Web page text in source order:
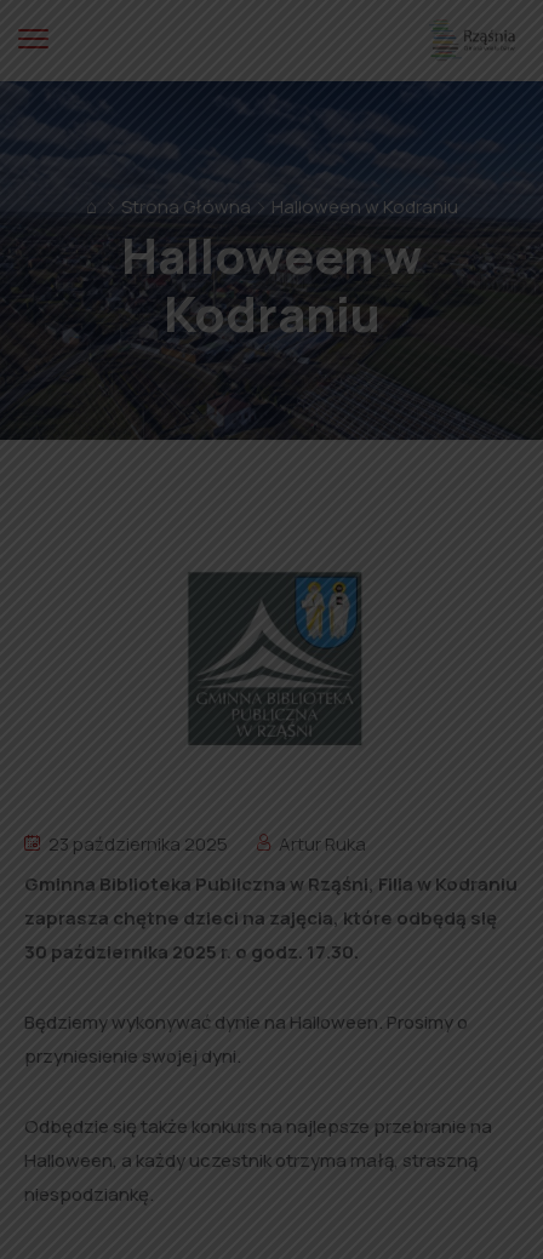
⌂ Strona Główna Halloween w Kodraniu
Halloween w
Kodraniu
23 października 2025
Artur Ruka
Gminna Biblioteka Publiczna w Rząśni, Filia w Kodraniu
zaprasza chętne dzieci na zajęcia, które odbędą się
30 października 2025 r. o godz. 17.30.
Będziemy wykonywać dynie na Halloween. Prosimy o
przyniesienie swojej dyni.
Odbędzie się także konkurs na najlepsze przebranie na
Halloween, a każdy uczestnik otrzyma małą, straszną
niespodziankę.